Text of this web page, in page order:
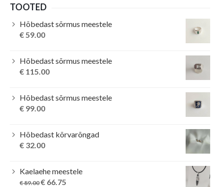
TOOTED
Hõbedast sõrmus meestele
€ 59.00
Hõbedast sõrmus meestele
€ 115.00
Hõbedast sõrmus meestele
€ 99.00
Hõbedast kõrvarõngad
€ 32.00
Kaelaehe meestele
€89.00 Original
€ 66.75